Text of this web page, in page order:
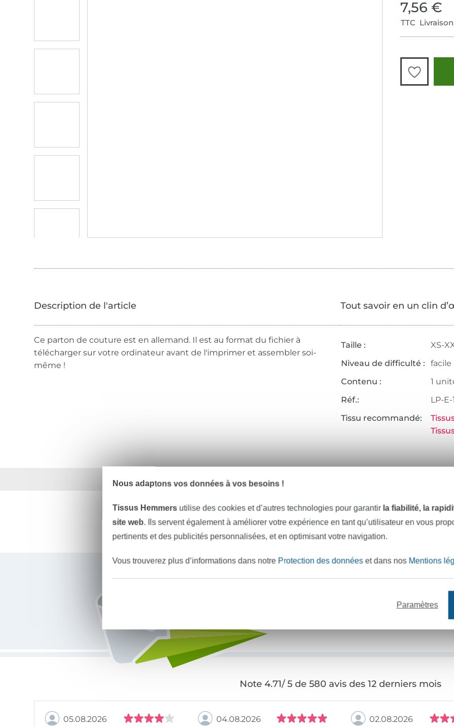
7,56 €
TTC
Ce parton de couture est en allemand. Il est au format du fichier à
télécharger sur votre ordinateur avant de l'imprimer et assembler soi-
même !
Tout savoir en un clin
Taille :
XS-
Niveau de difficulté :
facile
Contenu :
1
Réf.:
LP-E-
Tissu recommandé:
Plus de 1.8 millions de mètres de tissu en stock
VOULEZ-VOUS ÊTRE INFORMÉ DES
Soyez toujours informé(e) & recevez un
Vous êtes abonné à la newsletter de Tissus Hemmers. Votre adresse e-mail
Note 4.71/ 5 de 580 avis des 12 derniers mois
05.08.2026
04.08.2026
02.08.2026
Nous adaptons vos données à vos besoins !
Tissus Hemmers utilise des cookies et d’autres technologies pour garantir la fiabilité, la
site web. Ils servent également à améliorer votre expérience en tant qu’utilisateur en vous
pertinents et des publicités personnalisées, et en optimisant votre navigation.
Vous trouverez plus d’informations dans notre Protection des donnéeset dans nos Mentions
Paramètres